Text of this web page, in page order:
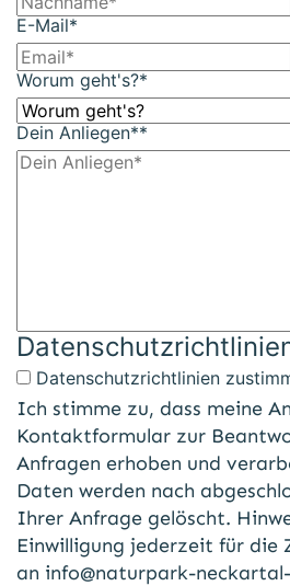
E-Mail*
Worum geht's?*
Dein Anliegen**
Datenschutzrichtlinien
Ich stimme zu, dass meine
Kontaktformular zur
Anfragen erhoben und
Daten werden nach
Ihrer Anfrage gelöscht.
Einwilligung jederzeit für die
an info@naturpark-